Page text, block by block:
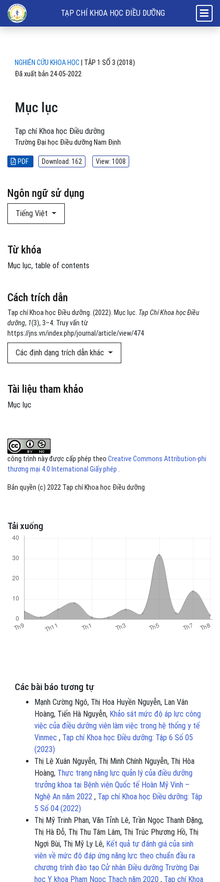
Mục lục
TẠP CHÍ KHOA HỌC ĐIỀU DƯỠNG
NGHIÊN CỨU KHOA HỌC TẬP 1 SỐ 3 (2018)
Mục lục
Đã xuất bản 24-05-2022
Tạp chí Khoa học Điều dưỡng
Trường Đại học Điều dưỡng Nam Định
PDF Download: 162 View: 1008
Ngôn ngữ sử dụng
Tiếng Việt
Cách trích dẫn
Tạp chí Khoa học Điều dưỡng. (2022). Mục lục. Tạp Chí Khoa học Điều
dưỡng, 1(3), 3–4. Truy vấn từ
https://jns.vn/index.php/journal/article/view/474
Các định dạng trích dẫn khác
Tải xuống
Từ khóa
Mục lục table of contents
Tài liệu tham khảo
Mục lục
công trình này được cấp phép theo Creative Commons Attribution-phi
thương mại 4.0 International Giấy phép .
Bản quyền (c) 2022 Tạp chí Khoa học Điều dưỡng
Các bài báo tương tự
Mạnh Cường Ngô, Thị Hoa Huyền Nguyễn, Lan Vân
Hoàng, Tiến Hà Nguyễn, Khảo sát mức độ áp lực công
việc của điều dưỡng viên làm việc trong hệ thống y tế
Vinmec , Tạp chí Khoa học Điều dưỡng: Tập 6 Số 05
(2023)
Thị Lệ Xuân Nguyễn, Thị Minh Chính Nguyễn, Thị Hòa
Hoàng, Thực trạng năng lực quản lý của điều dưỡng
trưởng khoa tại Bệnh viện Quốc tế Hoàn Mỹ Vinh –
Nghệ An năm 2022 , Tạp chí Khoa học Điều dưỡng: Tập
5 Số 04 (2022)
Thị Mỹ Trinh Phan, Văn Tỉnh Lê, Trần Ngọc Thanh Đặng,
Thị Hà Đỗ, Thị Thu Tâm Lâm, Thị Trúc Phương Hồ, Thị
Ngợi Bùi, Thị Mỹ Ly Lê, Kết quả tự đánh giá của sinh
viên về mức độ đáp ứng năng lực theo chuẩn đầu ra
chương trình đào tạo Cử nhân Điều dưỡng Trường Đại
học Y khoa Phạm Ngọc Thạch năm 2020 , Tạp chí Khoa